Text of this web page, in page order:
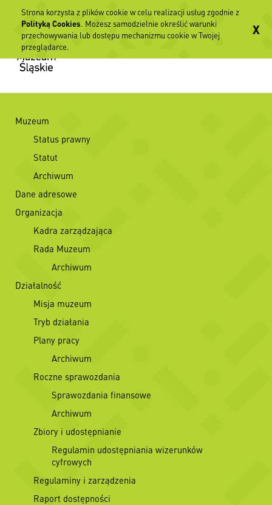
Muzeum
Status prawny
Statut
Archiwum
Dane adresowe
Organizacja
Kadra zarządzająca
Rada Muzeum
Archiwum
Działalność
Misja muzeum
Tryb działania
Plany pracy
Archiwum
Roczne sprawozdania
Sprawozdania finansowe
Archiwum
Zbiory i udostępnianie
Regulamin udostępniania wizerunków
cyfrowych
Regulaminy i zarządzenia
Raport dostępności
Strona korzysta z plików cookie w celu realizacji usług zgodnie z
Polityką Cookies. Możesz samodzielnie określić warunki
przechowywania lub dostępu mechanizmu cookie w Twojej
przeglądarce.
X